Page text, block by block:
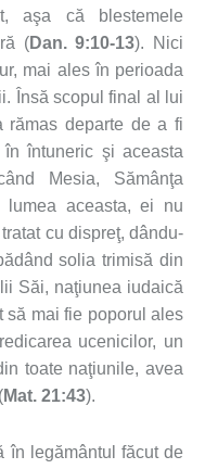
aşa că blestemele
(Dan. 9:10-13). Nici
mai ales în perioada
Însă scopul final al lui
rămas departe de a fi
întuneric şi aceasta
Mesia, Sămânţa
lumea aceasta, ei nu
cu dispreţ, dându-
solia trimisă din
Săi, naţiunea iudaică
să mai fie poporul ales
ucenicilor, un
toate naţiunile, avea
Mat. 21:43).
în legământul făcut de